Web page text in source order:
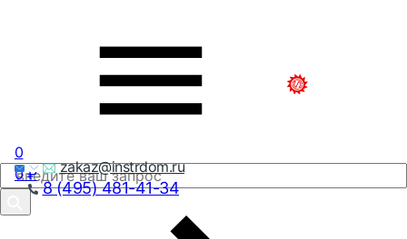
zakaz@instrdom.ru
8 (495) 481-41-34
0
0₽